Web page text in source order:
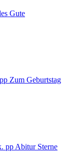
Gute
Zum Geburtstag
pp Abitur Sterne